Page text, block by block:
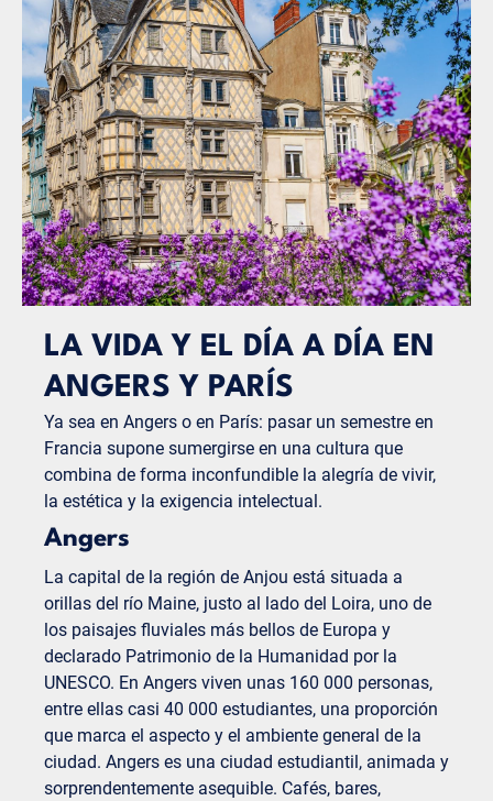
LA VIDA Y EL DÍA A DÍA EN
ANGERS Y PARÍS
Ya sea en Angers o en París: pasar un semestre en
Francia supone sumergirse en una cultura que
combina de forma inconfundible la alegría de vivir,
la estética y la exigencia intelectual.
Angers
La capital de la región de Anjou está situada a
orillas del río Maine, justo al lado del Loira, uno de
los paisajes fluviales más bellos de Europa y
declarado Patrimonio de la Humanidad por la
UNESCO. En Angers viven unas 160 000 personas,
entre ellas casi 40 000 estudiantes, una proporción
que marca el aspecto y el ambiente general de la
ciudad. Angers es una ciudad estudiantil, animada y
sorprendentemente asequible. Cafés, bares,